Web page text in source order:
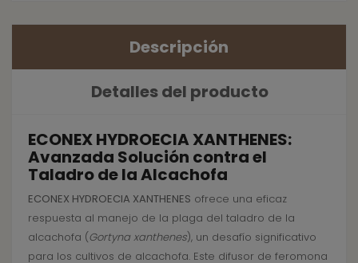
Descripción
Detalles del producto
ECONEX HYDROECIA XANTHENES:
Avanzada Solución contra el
Taladro de la Alcachofa
ECONEX HYDROECIA XANTHENES ofrece una eficaz
respuesta al manejo de la plaga del taladro de la
alcachofa (Gortyna xanthenes), un desafío significativo
para los cultivos de alcachofa. Este difusor de feromona